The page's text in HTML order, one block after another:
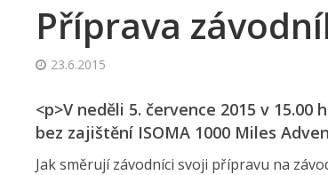
Příprava
23.6.2015
<p>V neděli 5. července 2015 v
bez zajištění ISOMA 1000 Miles
Jak směrují závodníci svoji přípravu na